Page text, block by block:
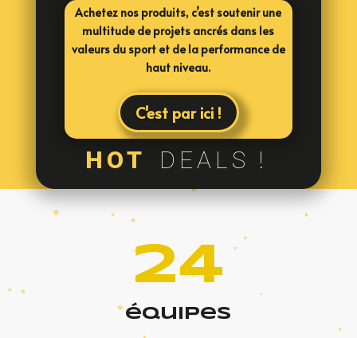
Achetez nos produits, c’est soutenir une
multitude de projets ancrés dans les
valeurs du sport et de la performance de
haut niveau.
C'est par ici !
HOT DEALS !
24
équipes